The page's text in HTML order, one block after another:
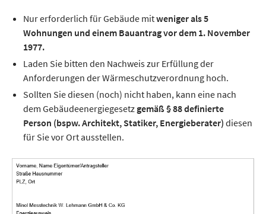
Nur erforderlich für Gebäude mitweniger als 5
Wohnungen und einem Bauantrag vor dem 1. November
1977.
Laden Sie bitten den Nachweis zur Erfüllung der
Anforderungen der Wärmeschutzverordnung hoch.
Sollten Sie diesen (noch) nicht haben, kann eine nach
dem Gebäudeenergiegesetz gemäß § 88 definierte
Person (bspw. Architekt, Statiker, Energieberater) diesen
für Sie vor Ort ausstellen.